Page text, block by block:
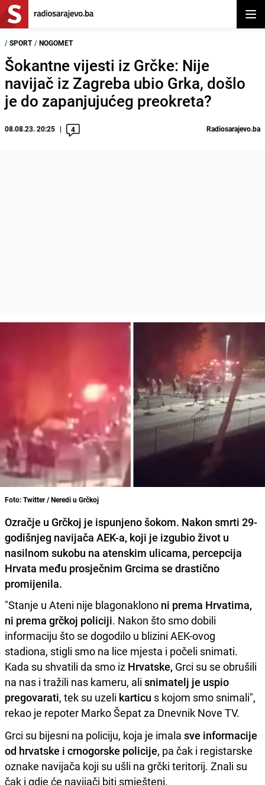
/ SPORT / NOGOMET
Šokantne vijesti iz Grčke: Nije
navijač iz Zagreba ubio Grka, došlo
je do zapanjujućeg preokreta?
08.08.23. 20:25 4 Radiosarajevo.ba
Foto: Twitter / Neredi u Grčkoj
Ozračje u Grčkoj je ispunjeno šokom. Nakon smrti 29-
godišnjeg navijača AEK-a, koji je izgubio život u
nasilnom sukobu na atenskim ulicama, percepcija
Hrvata među prosječnim Grcima se drastično
promijenila.
"Stanje u Ateni nije blagonaklono ni prema Hrvatima,
ni prema grčkoj policiji. Nakon što smo dobili
informaciju što se dogodilo u blizini AEK-ovog
stadiona, stigli smo na lice mjesta i počeli snimati.
Kada su shvatili da smo iz Hrvatske, Grci su se obrušili
na nas i tražili nas kameru, ali snimatelj je uspio
pregovarati, tek su uzeli karticu s kojom smo snimali",
rekao je repoter Marko Šepat za Dnevnik Nove TV.
Grci su bijesni na policiju, koja je imala sve informacije
od hrvatske i crnogorske policije, pa čak i registarske
oznake navijača koji su ušli na grčki teritorij. Znali su
čak i gdje će navijači biti smješteni.